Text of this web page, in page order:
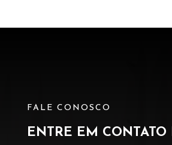
FALE CONOSCO
ENTRE EM CONTATO